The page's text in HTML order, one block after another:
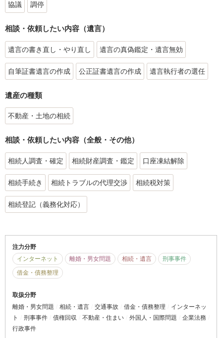
協議 調停
相談・依頼したい内容（遺言）
遺言の書き直し・やり直し 遺言の真偽鑑定・遺言無効
自筆証書遺言の作成 公正証書遺言の作成 遺言執行者の選任
遺産の種類
不動産・土地の相続
相談・依頼したい内容（全般・その他）
相続人調査・確定 相続財産調査・鑑定 口座凍結解除
相続手続き 相続トラブルの代理交渉 相続税対策
相続登記（義務化対応）
注力分野
インターネット
離婚・男女問題 相続・遺言
刑事事件
借金・債務整理
取扱分野
離婚・男女問題
相続・遺言 交通事故 借金・債務整理
インターネッ
ト
刑事事件 債権回収 不動産・住まい 外国人・国際問題
企業法務
行政事件